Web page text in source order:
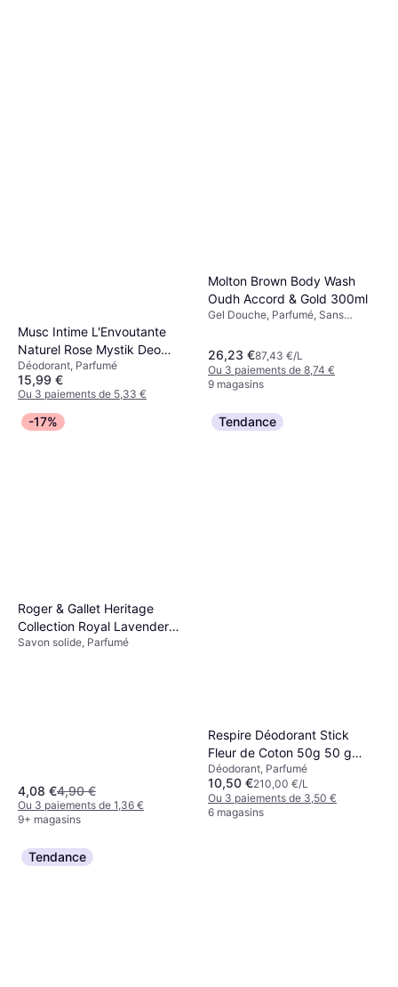
Musc Intime L'Envoutante
Naturel Rose Mystik Deo
Stick 50g
Déodorant, Parfumé
15,99 €
Ou 3 paiements de 5,33 €
Molton Brown Body Wash
Oudh Accord & Gold 300ml
Gel Douche, Parfumé, Sans
26,23 €87,43 €/L
Ou 3 paiements de 8,74 €
9 magasins
-17%
Roger & Gallet Heritage
Collection Royal Lavender
Soap 100G
Savon solide, Parfumé
4,08 €4,90 €
Ou 3 paiements de 1,36 €
9+ magasins
Tendance
Respire Déodorant Stick
Fleur de Coton 50g 50 g
50ml
Déodorant, Parfumé
10,50 €210,00 €/L
Ou 3 paiements de 3,50 €
6 magasins
Tendance